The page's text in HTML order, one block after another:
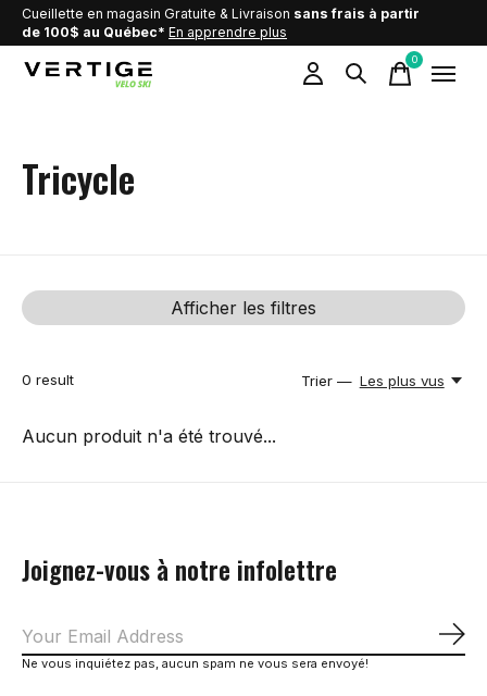
Cueillette en magasin Gratuite & Livraison sans frais à partir
de 100$ au Québec* En apprendre plus
0items
Tricycle
Afficher les filtres
0 result Trier — Les plus vus
Aucun produit n'a été trouvé...
Joignez-vous à notre infolettre
Ne vous inquiétez pas, aucun spam ne vous sera envoyé!